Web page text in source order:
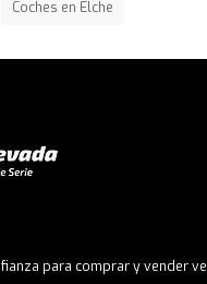
Coches en Elche
para comprar y vender